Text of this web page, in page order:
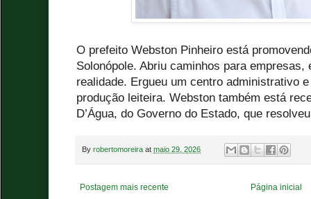
O prefeito Webston Pinheiro está
Solonópole. Abriu caminhos para empresas,
realidade. Ergueu um centro administrativo
produção leiteira. Webston também está
D’Água, do Governo do Estado, que
By robertomoreira at maio 29, 2026
Postagem mais recente Página inicial